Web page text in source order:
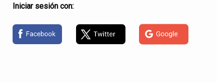
Iniciar sesión con: